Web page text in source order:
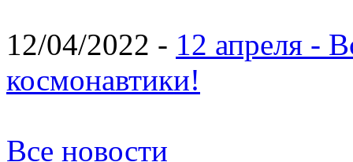
12/04/2022 - 12 апреля -
космонавтики!
Все новости